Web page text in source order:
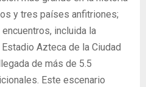
y tres países anfitriones;
incluida la
Azteca de la Ciudad
de más de 5.5
Este escenario